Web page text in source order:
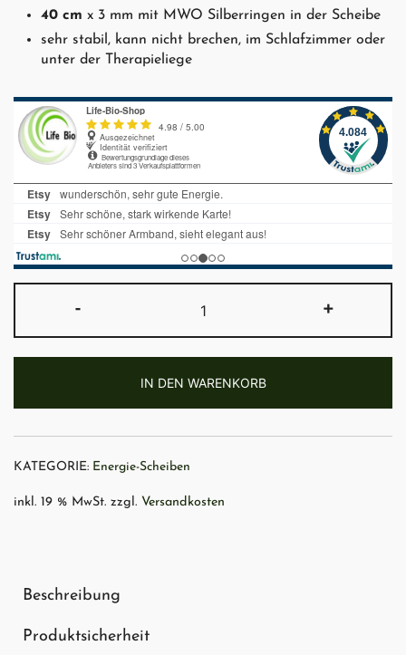
40 cm x 3 mm mit MWO Silberringen in der Scheibe
sehr stabil, kann nicht brechen, im Schlafzimmer oder
unter der Therapieliege
-
Scheibe
XXL
Menge
+
IN DEN WARENKORB
KATEGORIE: Energie-Scheiben
inkl. 19 % MwSt. zzgl. Versandkosten
Beschreibung
Produktsicherheit